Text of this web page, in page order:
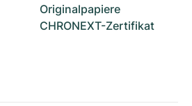
Originalpapiere
CHRONEXT-Zertifikat